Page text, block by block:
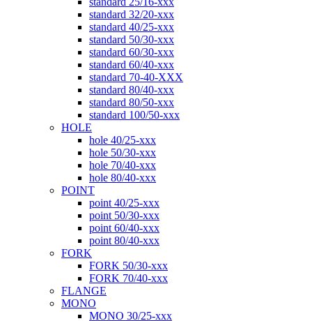
standard 32/20-xxx
standard 40/25-xxx
standard 50/30-xxx
standard 60/30-xxx
standard 60/40-xxx
standard 70-40-XXX
standard 80/40-xxx
standard 80/50-xxx
standard 100/50-xxx
HOLE
hole 40/25-xxx
hole 50/30-xxx
hole 70/40-xxx
hole 80/40-xxx
POINT
point 40/25-xxx
point 50/30-xxx
point 60/40-xxx
point 80/40-xxx
FORK
FORK 50/30-xxx
FORK 70/40-xxx
FLANGE
MONO
MONO 30/25-xxx